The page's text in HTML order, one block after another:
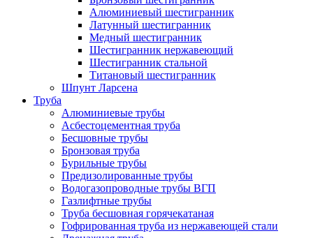
Алюминиевый шестигранник
Латунный шестигранник
Медный шестигранник
Шестигранник нержавеющий
Шестигранник стальной
Титановый шестигранник
Шпунт Ларсена
Труба
Алюминиевые трубы
Асбестоцементная труба
Бесшовные трубы
Бронзовая труба
Бурильные трубы
Предизолированные трубы
Водогазопроводные трубы ВГП
Газлифтные трубы
Труба бесшовная горячекатаная
Гофрированная труба из нержавеющей стали